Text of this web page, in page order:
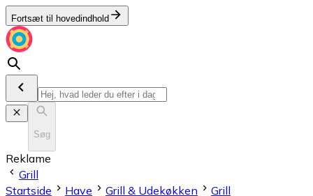
Fortsæt til hovedindhold
Søg
Reklame
Grill
Startside
Have Grill & Udekøkken Grill